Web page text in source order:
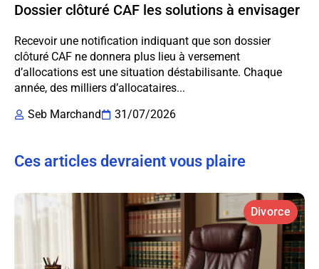
Dossier clôturé CAF les solutions à envisager
Recevoir une notification indiquant que son dossier
clôturé CAF ne donnera plus lieu à versement
d’allocations est une situation déstabilisante. Chaque
année, des milliers d’allocataires...
Seb Marchand
31/07/2026
Ces articles devraient vous plaire
Divorce